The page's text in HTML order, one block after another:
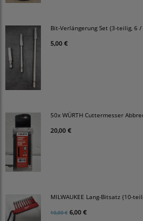
Bit-Verlängerung Set (3-teilig, 6
5,00 €
50x WÜRTH Cuttermesser
20,00 €
MILWAUKEE Lang-Bitsatz (10-
10,00 € 6,00 €